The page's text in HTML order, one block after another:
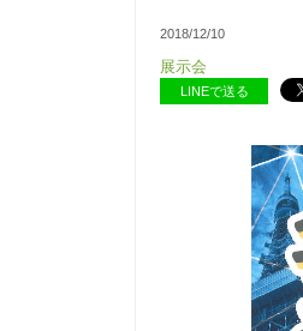
2018/12/10
展示会
LINEで送る